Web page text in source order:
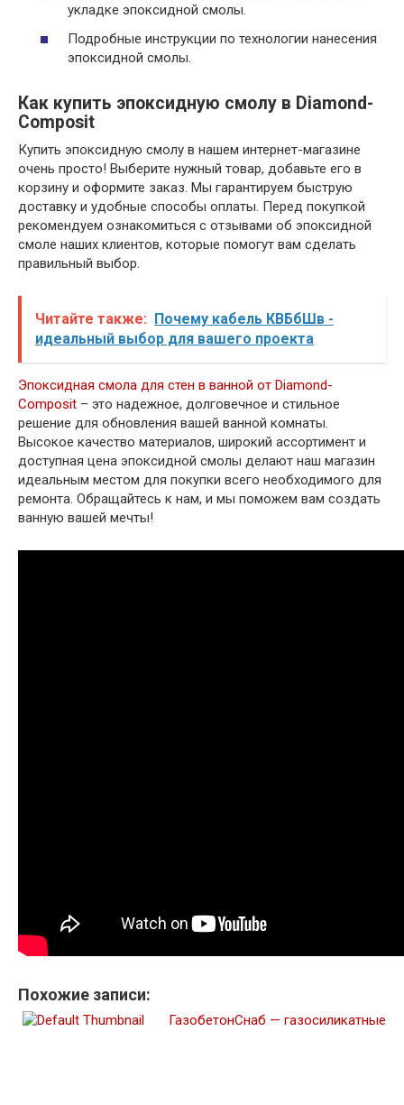
укладке эпоксидной смолы.
Подробные инструкции по технологии нанесения
эпоксидной смолы.
Как купить эпоксидную смолу в Diamond-
Composit
Купить эпоксидную смолу в нашем интернет-магазине
очень просто! Выберите нужный товар, добавьте его в
корзину и оформите заказ. Мы гарантируем быструю
доставку и удобные способы оплаты. Перед покупкой
рекомендуем ознакомиться с отзывами об эпоксидной
смоле наших клиентов, которые помогут вам сделать
правильный выбор.
Читайте также: Почему кабель КВБбШв -
идеальный выбор для вашего проекта
Эпоксидная смола для стен в ванной от Diamond-
Composit – это надежное, долговечное и стильное
решение для обновления вашей ванной комнаты.
Высокое качество материалов, широкий ассортимент и
доступная цена эпоксидной смолы делают наш магазин
идеальным местом для покупки всего необходимого для
ремонта. Обращайтесь к нам, и мы поможем вам создать
ванную вашей мечты!
Похожие записи:
ГазобетонСнаб — газосиликатные